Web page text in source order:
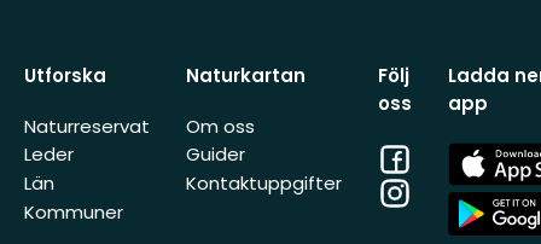
Utforska
Naturreservat
Leder
Län
Kommuner
Naturkartan
Om oss
Guider
Kontaktuppgifter
Följ
oss
Facebook
Instagram
Ladda
app
App
Store
App
Store